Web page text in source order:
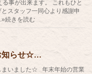
事が出来ます。 これもひと
スタッフ一同心より感謝申
続きを読む
知らせ☆…
まいました☆ 年末年始の営業